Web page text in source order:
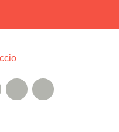
Twitter
Google+
Instagram